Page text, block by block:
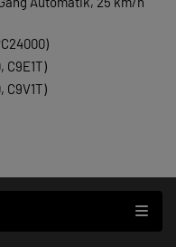
C9E1T)
C9V1T)